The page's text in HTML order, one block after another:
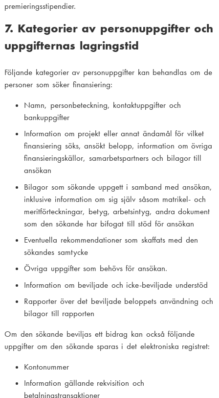
premieringsstipendier.
7. Kategorier av personuppgifter och
uppgifternas lagringstid
Följande kategorier av personuppgifter kan behandlas om de
personer som söker finansiering:
Namn, personbeteckning, kontaktuppgifter och
bankuppgifter
Information om projekt eller annat ändamål för vilket
finansiering söks, ansökt belopp, information om övriga
finansieringskällor, samarbetspartners och bilagor till
ansökan
Bilagor som sökande uppgett i samband med ansökan,
inklusive information om sig själv såsom matrikel- och
meritförteckningar, betyg, arbetsintyg, andra dokument
som den sökande har bifogat till stöd för ansökan
Eventuella rekommendationer som skaffats med den
sökandes samtycke
Övriga uppgifter som behövs för ansökan.
Information om beviljade och icke-beviljade understöd
Rapporter över det beviljade beloppets användning och
bilagor till rapporten
Om den sökande beviljas ett bidrag kan också följande
uppgifter om den sökande sparas i det elektroniska registret:
Kontonummer
Information gällande rekvisition och
betalningstransaktioner